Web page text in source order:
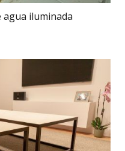
agua iluminada